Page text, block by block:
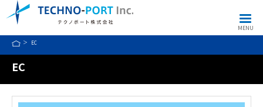
MENU
EC
EC